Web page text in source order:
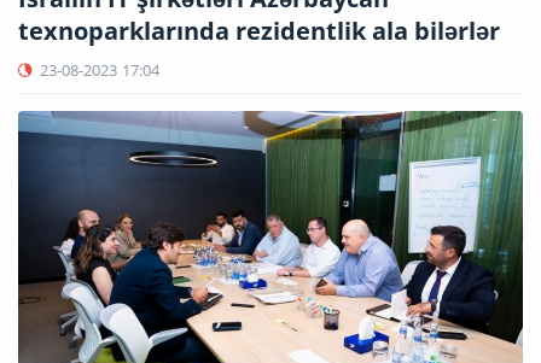
texnoparklarında rezidentlik ala bilərlər
23-08-2023 17:04